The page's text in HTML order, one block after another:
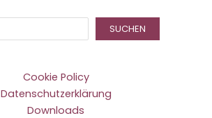
SUCHEN
Cookie Policy
Datenschutzerklärung
Downloads